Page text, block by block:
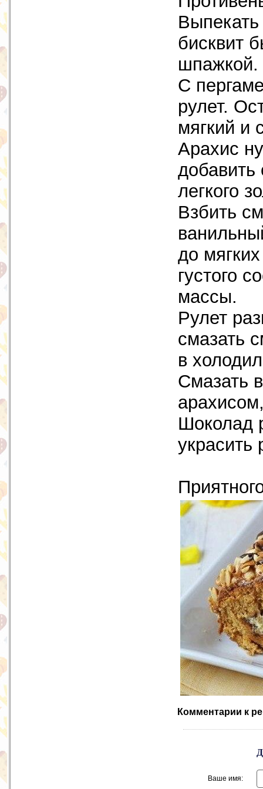
бисквит
шпажкой.
С
рулет.
мягкий и
Арахис
добавить
легкого
Взбить
до
густого
массы.
Рулет
смазать
в
Смазать
Шоколад
украсить
Комментарии к
Ваше имя: